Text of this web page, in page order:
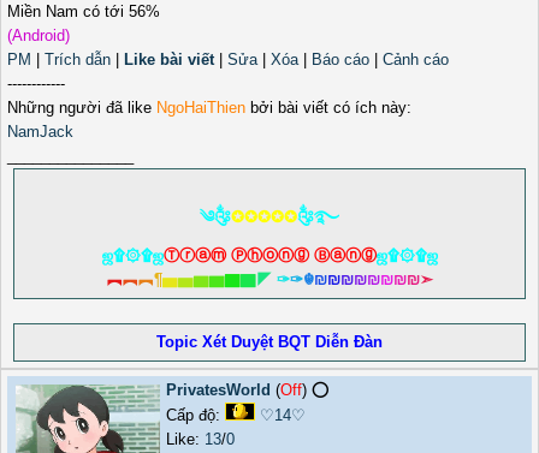
Miền Nam có tới 56%
(Android)
PM
Trích dẫn Like bài viết| Sửa| Xóa| Báo cáo
Cảnh cáo
------------
Những người đã like NgoHaiThien bởi bài viết có ích này:
NamJack
༄༂✪✪✪✪✪༂࿐
ஜ۩۞۩ஜⓉⓡⓐⓜ Ⓟⓗⓞⓝⓖ Ⓑⓐⓝⓖஜ۩۞۩ஜ
︻︻︻¶▅▅▆▆▇▇◤ ✑✑☬₪₪₪₪₪₪₪₪➣
Topic Xét Duyệt BQT Diễn Đàn
PrivatesWorld (Off) ⭕️
Cấp độ:
♡14♡
Like: 13/0